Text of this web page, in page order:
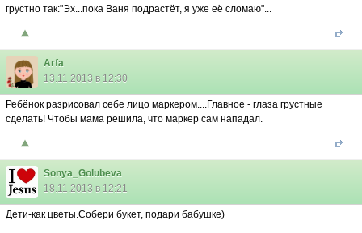
грустно так:"Эх...пока Ваня подрастёт, я уже её сломаю"...
Arfa
13.11.2013 в 12:30
Ребёнок разрисовал себе лицо маркером....Главное - глаза грустные
сделать! Чтобы мама решила, что маркер сам нападал.
Sonya_Golubeva
18.11.2013 в 12:21
Дети-как цветы.Собери букет, подари бабушке)